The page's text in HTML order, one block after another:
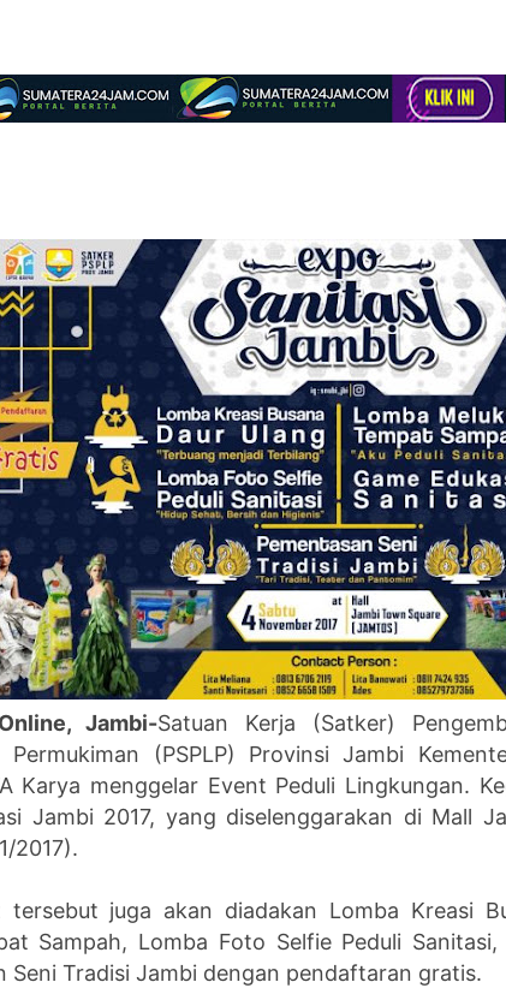
Jambi-Satuan Kerja (Satker)
Permukiman (PSPLP) Provinsi Jambi
Karya menggelar Event Peduli Lingkungan.
Jambi 2017, yang diselenggarakan di Mall
2017).
tersebut juga akan diadakan Lomba Kreasi
Sampah, Lomba Foto Selfie Peduli
Seni Tradisi Jambi dengan pendaftaran gratis.